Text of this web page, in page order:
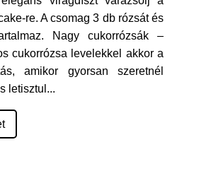
re. A csomag 3 db rózsát és
Nagy cukorrózsák –
cukorrózsa levelekkel akkor a
amikor gyorsan szeretnél
letisztul ...